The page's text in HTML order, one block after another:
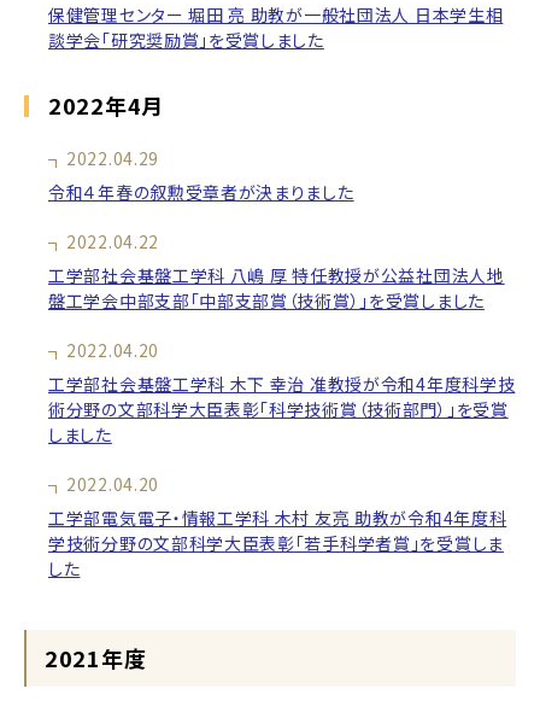
保健管理センター 堀田 亮 助教が一般社団法人 日本学生相
談学会「研究奨励賞」を受賞しました
2022年4月
2022.04.29
令和４年春の叙勲受章者が決まりました
2022.04.22
工学部社会基盤工学科 八嶋 厚 特任教授が公益社団法人地
盤工学会中部支部「中部支部賞（技術賞）」を受賞しました
2022.04.20
工学部社会基盤工学科 木下 幸治 准教授が令和4年度科学技
術分野の文部科学大臣表彰「科学技術賞（技術部門）」を受賞
しました
2022.04.20
工学部電気電子・情報工学科 木村 友亮 助教が令和4年度科
学技術分野の文部科学大臣表彰「若手科学者賞」を受賞しま
した
2021年度